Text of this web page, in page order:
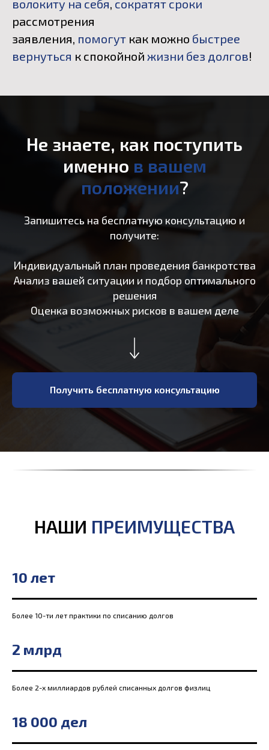
волокиту на себя, сократят сроки
рассмотрения
заявления, помогут как можно быстрее
вернуться к спокойной жизни без долгов!
Не знаете, как поступить
именно в вашем
положении?
Запишитесь на бесплатную консультацию и
получите:
Индивидуальный план проведения банкротства
Анализ вашей ситуации и подбор оптимального
решения
Оценка возможных рисков в вашем деле
Получить бесплатную консультацию
НАШИ ПРЕИМУЩЕСТВА
10 лет
Более 10-ти лет практики по списанию долгов
2 млрд
Более 2-х миллиардов рублей списанных долгов физлиц
18 000 дел